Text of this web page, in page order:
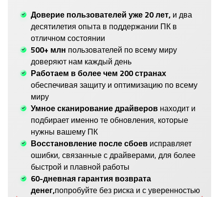
Доверие пользователей уже 20 лет, и два
десятилетия опыта в поддержании ПК в
отличном состоянии
500+ млн пользователей по всему миру
доверяют нам каждый день
Работаем в более чем 200 странах
обеспечивая защиту и оптимизацию по всему
миру
Умное сканирование драйверов находит и
подбирает именно те обновления, которые
нужны вашему ПК
Восстановление после сбоев исправляет
ошибки, связанные с драйверами, для более
быстрой и плавной работы
60-дневная гарантия возврата
денег,попробуйте без риска и с уверенностью